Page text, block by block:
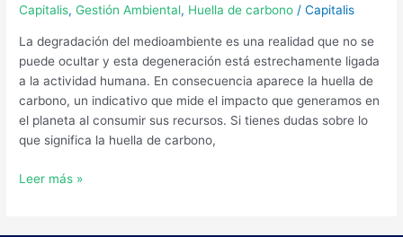
Capitalis,Gestión Ambiental, Huella de carbono /Capitalis
La degradación del medioambiente es una realidad que no se
puede ocultar y esta degeneración está estrechamente ligada
a la actividad humana. En consecuencia aparece la huella de
carbono, un indicativo que mide el impacto que generamos en
el planeta al consumir sus recursos. Si tienes dudas sobre lo
que significa la huella de carbono,
Leer más »